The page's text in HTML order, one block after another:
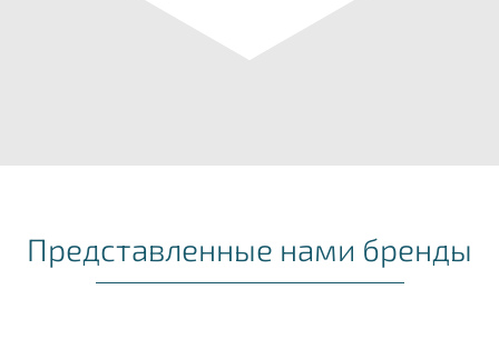
Представленные нами бренды